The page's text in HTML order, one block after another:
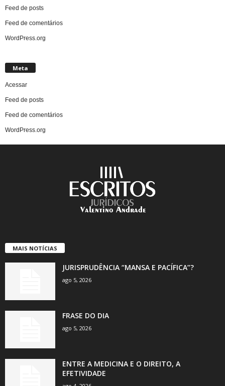
Feed de posts
Feed de comentários
WordPress.org
Meta
Acessar
Feed de posts
Feed de comentários
WordPress.org
MAIS NOTÍCIAS
JURISPRUDÊNCIA “MANSA E PACÍFICA”?
ago 5, 2026
FRASE DO DIA
ago 5, 2026
ENTRE A MEDICINA E O DIREITO, A
EFETIVIDADE